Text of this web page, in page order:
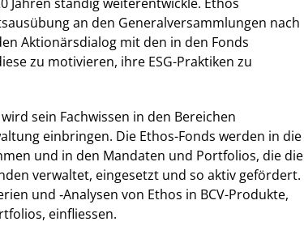
an den Generalversammlungen nach
Aktionärsdialog mit den in den Fonds
zu motivieren, ihre ESG-Praktiken zu
sein Fachwissen in den Bereichen
einbringen. Die Ethos-Fonds werden in die
und in den Mandaten und Portfolios, die die
verwaltet, eingesetzt und so aktiv gefördert.
und ‑Analysen von Ethos in BCV-Produkte,
einfliessen.